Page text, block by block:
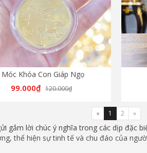
Móc Khóa Con Giáp Ngọ
99.000₫ 120.000₫
« 1 2 »
gắm lời chúc ý nghĩa trong các dịp đặc
thể hiện sự tinh tế và chu đáo của